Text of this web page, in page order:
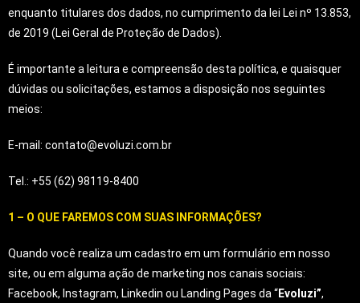
enquanto titulares dos dados, no cumprimento da lei Lei nº 13.853,
de 2019 (Lei Geral de Proteção de Dados).
É importante a leitura e compreensão desta política, e quaisquer
dúvidas ou solicitações, estamos a disposição nos seguintes
meios:
E-mail: contato@evoluzi.com.br
Tel.: +55 (62) 98119-8400
1 – O QUE FAREMOS COM SUAS INFORMAÇÕES?
Quando você realiza um cadastro em um formulário em nosso
site, ou em alguma ação de marketing nos canais sociais:
Facebook, Instagram, Linkedin ou Landing Pages da “Evoluzi”,